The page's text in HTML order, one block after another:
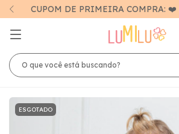
CUPOM DE PRIMEIRA COMPRA:
ESGOTADO